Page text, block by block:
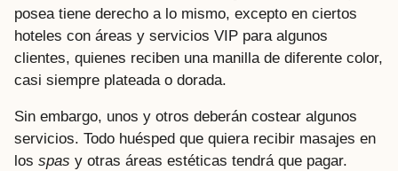
posea tiene derecho a lo mismo, excepto en ciertos
hoteles con áreas y servicios VIP para algunos
clientes, quienes reciben una manilla de diferente color,
casi siempre plateada o dorada.
Sin embargo, unos y otros deberán costear algunos
servicios. Todo huésped que quiera recibir masajes en
los spas y otras áreas estéticas tendrá que pagar.